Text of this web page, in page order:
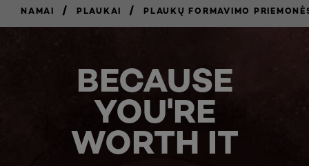
NAMAI / PLAUKAI / PLAUKŲ FORMAVIMO
BECAUSE
YOU'RE
WORTH IT